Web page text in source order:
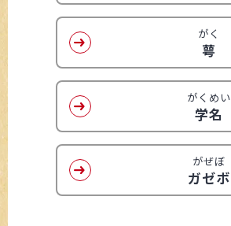
がく
萼
がくめい
学名
がぜぼ
ガゼボ